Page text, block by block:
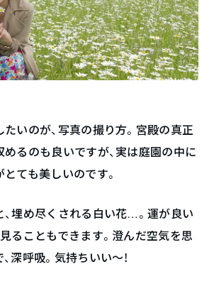
いのが、写真の撮り方。宮殿の真正
るのも良いですが、実は庭園の中に
ても美しいのです。
埋め尽くされる白い花…。運が良い
ることもできます。澄んだ空気を思
深呼吸。気持ちいい〜！